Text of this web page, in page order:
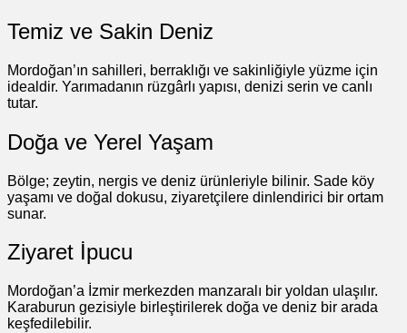
Temiz ve Sakin Deniz
Mordoğan’ın sahilleri, berraklığı ve sakinliğiyle yüzme için
idealdir. Yarımadanın rüzgârlı yapısı, denizi serin ve canlı
tutar.
Doğa ve Yerel Yaşam
Bölge; zeytin, nergis ve deniz ürünleriyle bilinir. Sade köy
yaşamı ve doğal dokusu, ziyaretçilere dinlendirici bir ortam
sunar.
Ziyaret İpucu
Mordoğan’a İzmir merkezden manzaralı bir yoldan ulaşılır.
Karaburun gezisiyle birleştirilerek doğa ve deniz bir arada
keşfedilebilir.